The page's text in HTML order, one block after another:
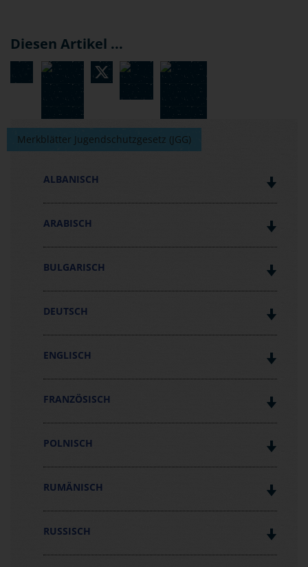
Diesen Artikel ...
Merkblätter Jugendschutzgesetz (JGG)
ALBANISCH
ARABISCH
BULGARISCH
DEUTSCH
ENGLISCH
FRANZÖSISCH
POLNISCH
RUMÄNISCH
RUSSISCH